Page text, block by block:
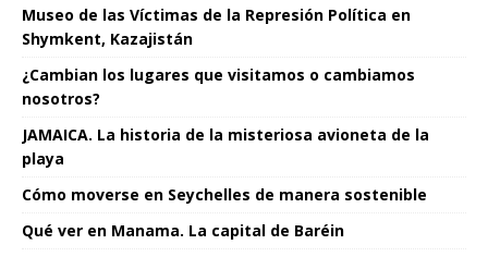
Museo de las Víctimas de la Represión Política en
Shymkent, Kazajistán
¿Cambian los lugares que visitamos o cambiamos
nosotros?
JAMAICA. La historia de la misteriosa avioneta de la
playa
Cómo moverse en Seychelles de manera sostenible
Qué ver en Manama. La capital de Baréin